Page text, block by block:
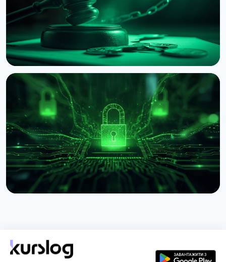
НОВИНА
BNB Chain судиться через мемкоін ASTEROID
2 серпня 2026 р. 4 хв читання
2 серпня 2026 р.4 хв читання